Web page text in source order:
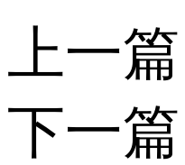
上一篇
下一篇